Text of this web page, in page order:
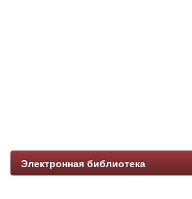
Электронная библиотека